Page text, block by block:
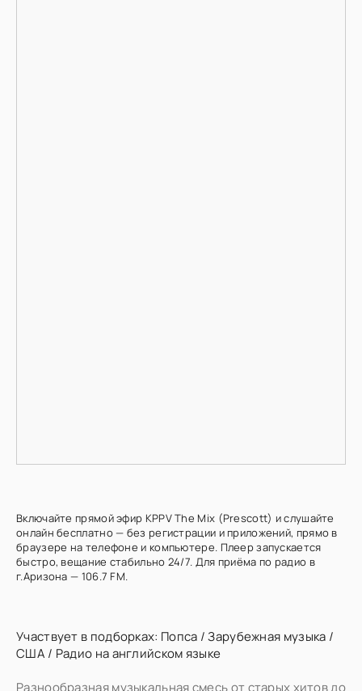
Включайте прямой эфир KPPV The Mix (Prescott) и слушайте
онлайн бесплатно — без регистрации и приложений, прямо в
браузере на телефоне и компьютере. Плеер запускается
быстро, вещание стабильно 24/7. Для приёма по радио в
г.Аризона — 106.7 FM.
Участвует в подборках: Попса /Зарубежная музыка /
США / Радио на английском языке
Разнообразная музыкальная смесь от старых хитов до